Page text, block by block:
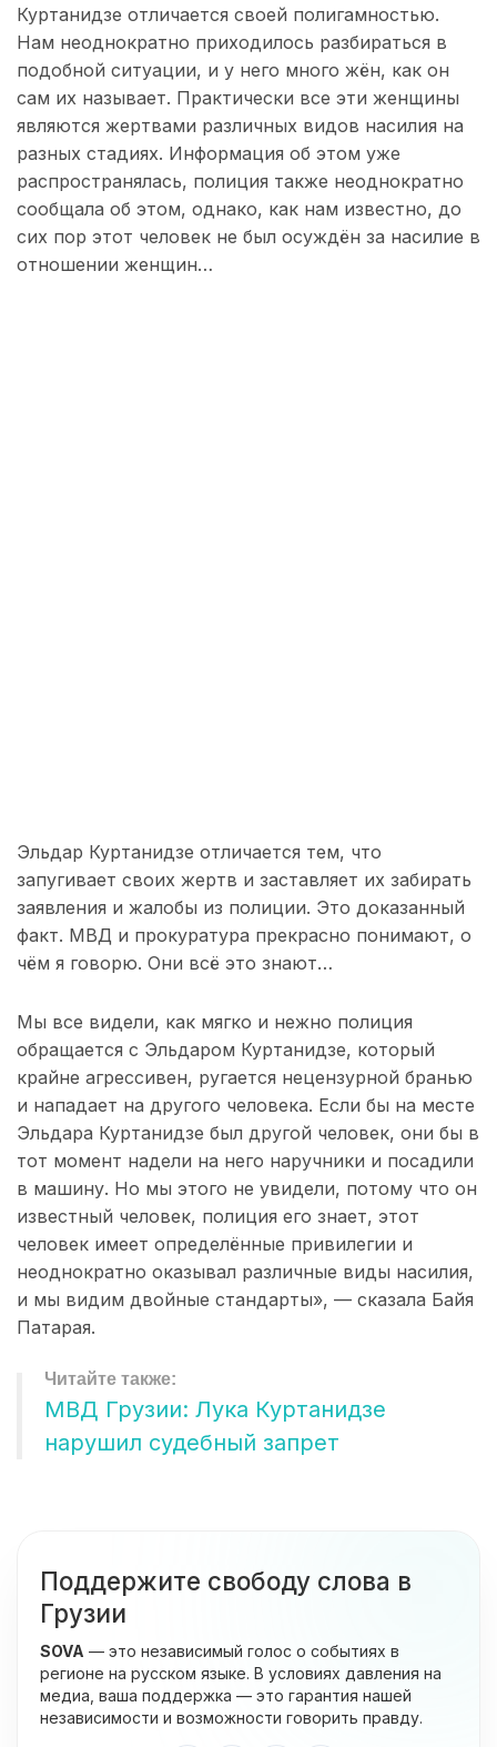
Куртанидзе отличается своей полигамностью.
Нам неоднократно приходилось разбираться в
подобной ситуации, и у него много жён, как он
сам их называет. Практически все эти женщины
являются жертвами различных видов насилия на
разных стадиях. Информация об этом уже
распространялась, полиция также неоднократно
сообщала об этом, однако, как нам известно, до
сих пор этот человек не был осуждён за насилие в
отношении женщин…
Эльдар Куртанидзе отличается тем, что
запугивает своих жертв и заставляет их забирать
заявления и жалобы из полиции. Это доказанный
факт. МВД и прокуратура прекрасно понимают, о
чём я говорю. Они всё это знают…
Мы все видели, как мягко и нежно полиция
обращается с Эльдаром Куртанидзе, который
крайне агрессивен, ругается нецензурной бранью
и нападает на другого человека. Если бы на месте
Эльдара Куртанидзе был другой человек, они бы в
тот момент надели на него наручники и посадили
в машину. Но мы этого не увидели, потому что он
известный человек, полиция его знает, этот
человек имеет определённые привилегии и
неоднократно оказывал различные виды насилия,
и мы видим двойные стандарты», — сказала Байя
Патарая.
МВД Грузии: Лука Куртанидзе
нарушил судебный запрет
Поддержите свободу слова в
Грузии
SOVA — это независимый голос о событиях в
регионе на русском языке. В условиях давления на
медиа, ваша поддержка — это гарантия нашей
независимости и возможности говорить правду.